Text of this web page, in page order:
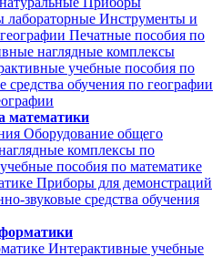
лабораторные Инструменты и
Печатные пособия по
наглядные комплексы
учебные пособия по
средства обучения по географии
математики
Оборудование общего
комплексы по
пособия по математике
Приборы для демонстраций
звуковые средства обучения
Интерактивные учебные